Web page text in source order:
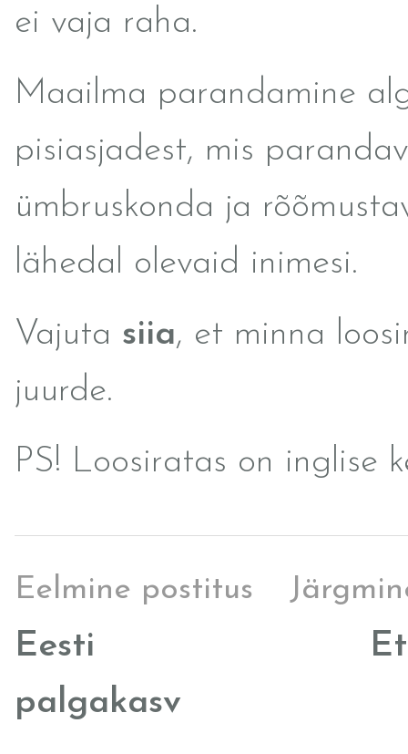
ei vaja raha.
Maailma parandamine
pisiasjadest, mis
ümbruskonda ja
lähedal olevaid inimesi.
Vajuta siia, et minna
juurde.
PS! Loosiratas on inglise
Eelmine postitus
Eesti
palgakasv